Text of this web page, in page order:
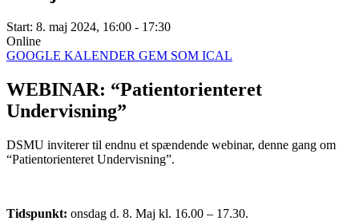
Start: 8. maj 2024, 16:00 - 17:30
Online
GOOGLE KALENDER GEM SOM ICAL
WEBINAR: “Patientorienteret
Undervisning”
DSMU inviterer til endnu et spændende webinar, denne gang om
“Patientorienteret Undervisning”.
Tidspunkt: onsdag d. 8. Maj kl. 16.00 – 17.30.